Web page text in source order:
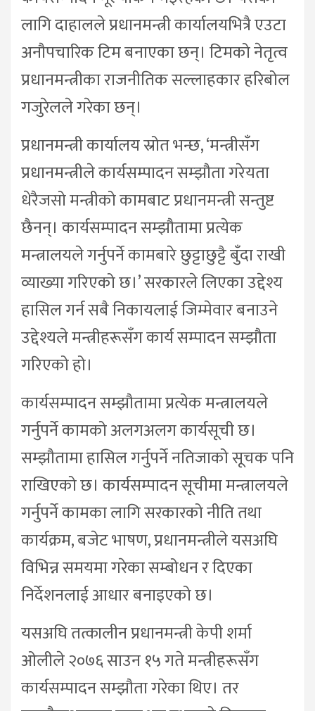
लागि दाहालले प्रधानमन्त्री कार्यालयभित्रै एउटा
अनौपचारिक टिम बनाएका छन्। टिमको नेतृत्व
प्रधानमन्त्रीका राजनीतिक सल्लाहकार हरिबोल
गजुरेलले गरेका छन्।
प्रधानमन्त्री कार्यालय स्रोत भन्छ, ‘मन्त्रीसँग
प्रधानमन्त्रीले कार्यसम्पादन सम्झौता गरेयता
धेरैजसो मन्त्रीको कामबाट प्रधानमन्त्री सन्तुष्ट
छैनन्। कार्यसम्पादन सम्झौतामा प्रत्येक
मन्त्रालयले गर्नुपर्ने कामबारे छुट्टाछुट्टै बुँदा राखी
व्याख्या गरिएको छ।’ सरकारले लिएका उद्देश्य
हासिल गर्न सबै निकायलाई जिम्मेवार बनाउने
उद्देश्यले मन्त्रीहरूसँग कार्य सम्पादन सम्झौता
गरिएको हो।
कार्यसम्पादन सम्झौतामा प्रत्येक मन्त्रालयले
गर्नुपर्ने कामको अलगअलग कार्यसूची छ।
सम्झौतामा हासिल गर्नुपर्ने नतिजाको सूचक पनि
राखिएको छ। कार्यसम्पादन सूचीमा मन्त्रालयले
गर्नुपर्ने कामका लागि सरकारको नीति तथा
कार्यक्रम, बजेट भाषण, प्रधानमन्त्रीले यसअघि
विभिन्न समयमा गरेका सम्बोधन र दिएका
निर्देशनलाई आधार बनाइएको छ।
यसअघि तत्कालीन प्रधानमन्त्री केपी शर्मा
ओलीले २०७६ साउन १५ गते मन्त्रीहरूसँग
कार्यसम्पादन सम्झौता गरेका थिए। तर